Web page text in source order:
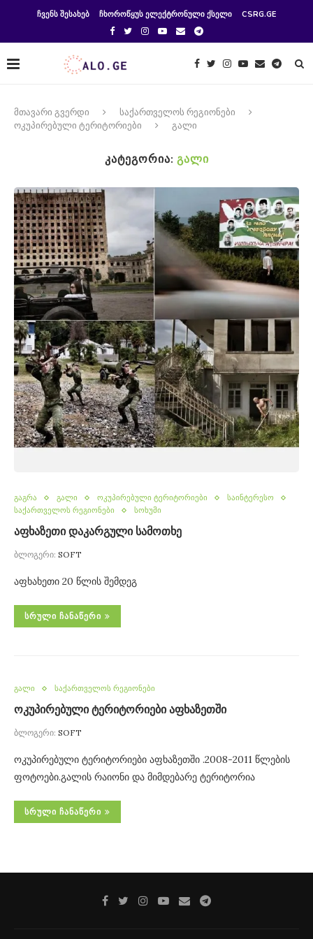
ᲩᲕᲔᲜᲡ ᲨᲔᲡᲐᲮᲔᲑ ᲩᲮᲝᲠᲝᲬᲧᲣᲡ ᲔᲚᲔᲥᲢᲠᲝᲜᲣᲚᲘ ᲥᲡᲔᲚᲘ CSRG.GE
მთავარი გვერდი
საქართველოს რეგიონები
ოკუპირებული ტერიტორიები
გალი
ᲙᲐᲢᲔᲒᲝᲠᲘᲐ: ᲒᲐᲚᲘ
გაგრა გალი ოკუპირებული ტერიტორიები
საინტერესო
საქართველოს რეგიონები
სოხუმი
აფხაზეთი დაკარგული სამოთხე
ბლოგერი: SOFT
აფხახეთი 20 წლის შემდეგ
ᲡᲠᲣᲚᲘ ᲩᲐᲜᲐᲬᲔᲠᲘ
გალი საქართველოს რეგიონები
ოკუპირებული ტერიტორიები აფხაზეთში
ბლოგერი: SOFT
ოკუპირებული ტერიტორიები აფხაზეთში .2008-2011 წლების
ფოტოები.გალის რაიონი და მიმდებარე ტერიტორია
ᲡᲠᲣᲚᲘ ᲩᲐᲜᲐᲬᲔᲠᲘ